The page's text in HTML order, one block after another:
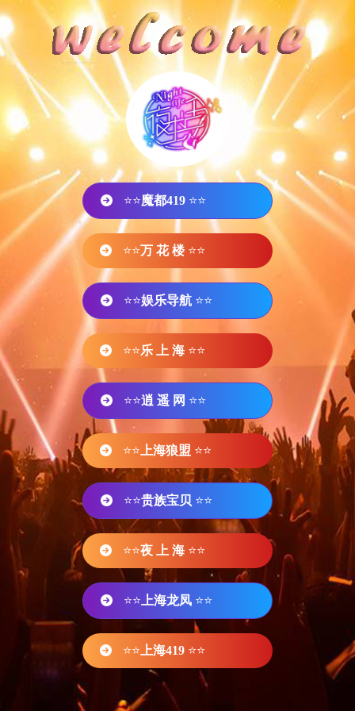
⭐⭐魔都419 ⭐⭐
⭐⭐万 花 楼 ⭐⭐
⭐⭐娱乐导航 ⭐⭐
⭐⭐乐 上 海 ⭐⭐
⭐⭐逍 遥 网 ⭐⭐
⭐⭐ 上海狼盟 ⭐⭐
⭐⭐贵族宝贝 ⭐⭐
⭐⭐夜 上 海 ⭐⭐
⭐⭐ 上海龙凤 ⭐⭐
⭐⭐ 上海419 ⭐⭐